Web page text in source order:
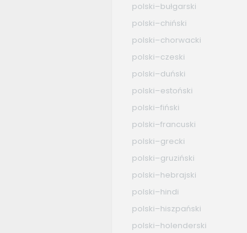
polski–bułgarski
polski–chiński
polski–chorwacki
polski–czeski
polski–duński
polski–estoński
polski–fiński
polski–francuski
polski–grecki
polski–gruziński
polski–hebrajski
polski–hindi
polski–hiszpański
polski–holenderski